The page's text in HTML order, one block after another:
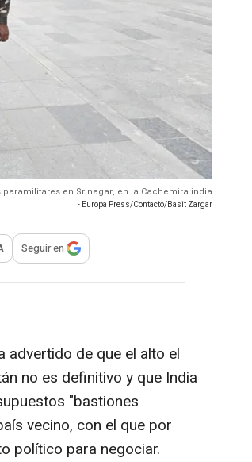
paramilitares en Srinagar, en la Cachemira india
- Europa Press/Contacto/Basit Zargar
para compartir
Seguir en
advertido de que el alto el
no es definitivo y que India
"bastiones
vecino, con el que por
político para negociar.